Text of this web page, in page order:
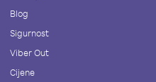
Blog
Sigurnost
Viber Out
Cijene